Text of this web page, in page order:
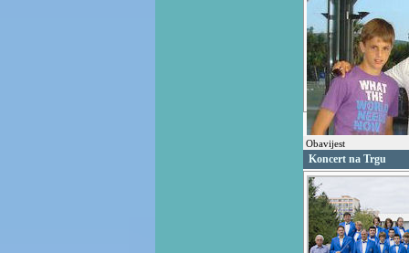
Obavijest
Koncert na Trgu